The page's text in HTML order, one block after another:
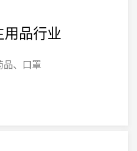
用品行业
品、口罩